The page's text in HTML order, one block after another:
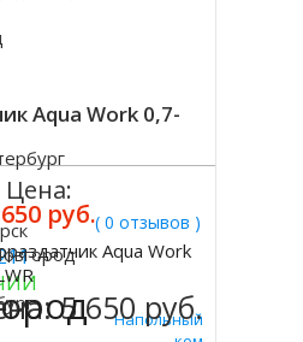
Aqua Work 0,7-
( 0 отзывов )
Напольный
Цена:
руб.
Aqua Work
5 650 руб.